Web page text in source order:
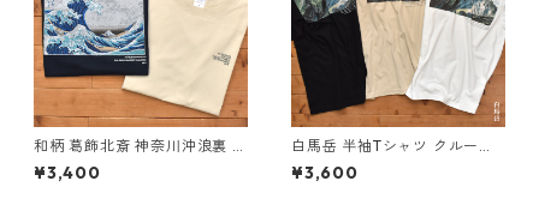
和柄 葛飾北斎 神奈川沖浪裏 半
袖Tシャツ クルーネック 浮世
絵 プリント メンズ レディース
¥3,400
白馬岳 半袖Tシャツ クルーネ
ック 北アルプス プリント メン
ズ レディース ユニセックス ブ
¥3,600